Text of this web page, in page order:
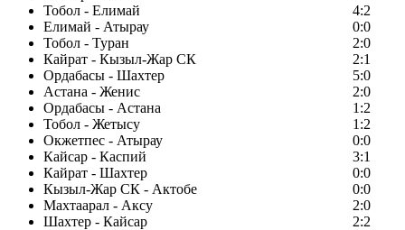
Тобол - Елимай
4:2
Елимай - Атырау
0:0
Тобол - Туран
2:0
Кайрат - Кызыл-Жар СК
2:1
Ордабасы - Шахтер
5:0
Астана - Женис
2:0
Ордабасы - Астана
1:2
Тобол - Жетысу
1:2
Окжетпес - Атырау
0:0
Кайсар - Каспий
3:1
Кайрат - Шахтер
0:0
Кызыл-Жар СК - Актобе
0:0
Махтаарал - Аксу
2:0
Шахтер - Кайсар
2:2